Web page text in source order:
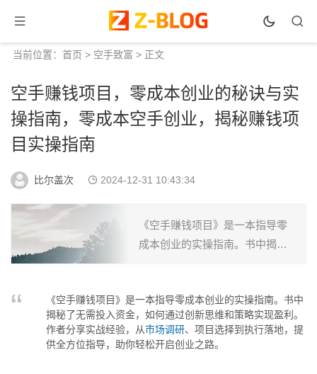
当前位置： 首页 > 空手致富 > 正文
空手赚钱项目，零成本创业的秘诀与实
操指南，零成本空手创业，揭秘赚钱项
目实操指南
比尔盖次 2024-12-31 10:43:34
《空手赚钱项目》是一本指导零
成本创业的实操指南。书中揭秘
实战经验，从市场调研、项目选
择到执行落地，提供全方位指
导...
《空手赚钱项目》是一本指导零成本创业的实操指南。书中
揭秘了无需投入资金，如何通过创新思维和策略实现盈利。
作者分享实战经验，从市场调研、项目选择到执行落地，提
供全方位指导，助你轻松开启创业之路。